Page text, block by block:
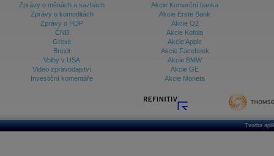
Zprávy o měnách a sazbách
Zprávy o komoditách
Zprávy o HDP
ČNB
Grexit
Brexit
Volby v USA
Video zpravodajství
Investiční komentáře
Akcie Komerční banka
Akcie Erste Bank
Akcie O2
Akcie Kofola
Akcie Apple
Akcie Facebook
Akcie BMW
Akcie GE
Akcie Moneta
Tvorba